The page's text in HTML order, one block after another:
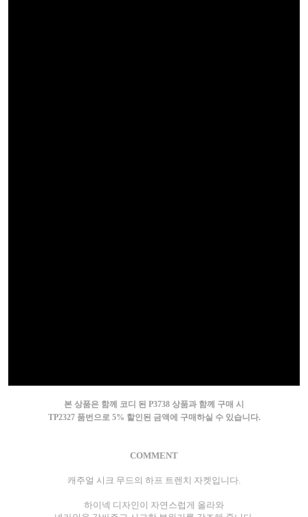
본 상품은 함께 코디 된 P3738 상품과 함께 구매 시
TP2327 품번으로 5% 할인된 금액에 구매하실 수 있습니다.
COMMENT
캐주얼 시크 무드의 하프 트렌치 자켓입니다.
하이넥 디자인이 자연스럽게 올라와